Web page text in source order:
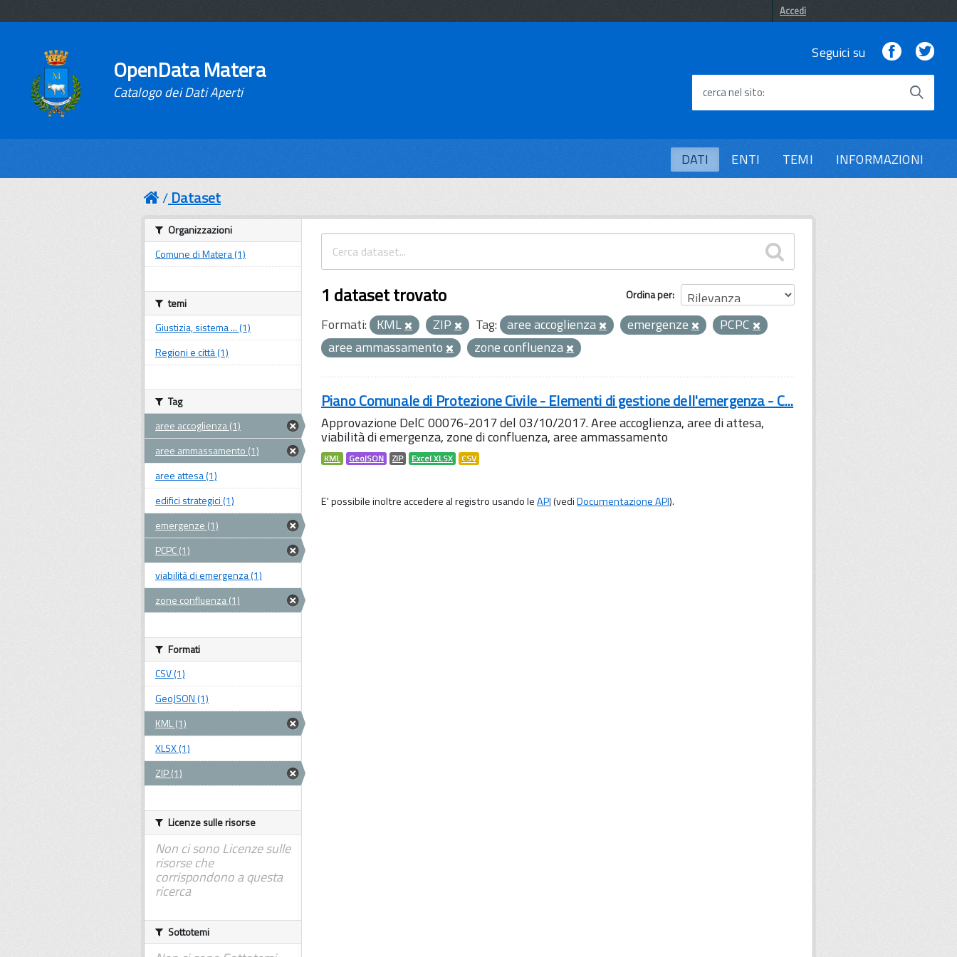
Accedi
OpenData Matera
Catalogo dei Dati Aperti
Seguici su Facebook
cerca nel sito
DATI ENTI TEMI INFORMAZIONI
Dataset
Ordina per
1 dataset trovato
Formati: KML ZIP Tag: aree accoglienza emergenze
PCPC
aree ammassamento
zone confluenza
Piano Comunale di Protezione Civile - Elementi di gestione dell'emergenza - C...
Approvazione DelC 00076-2017 del 03/10/2017. Aree accoglienza, aree di attesa,
viabilità di emergenza, zone di confluenza, aree ammassamento
KML GeoJSON ZIP Excel XLSX CSV
E' possibile inoltre accedere al registro usando leAPI(vediDocumentazione API).
Organizzazioni
Comune di Matera (1)
temi
Giustizia, sistema ... (1)
Regioni e città (1)
Tag
aree accoglienza (1)
aree ammassamento (1)
aree attesa (1)
edifici strategici (1)
emergenze (1)
PCPC (1)
viabilità di emergenza (1)
zone confluenza (1)
Formati
CSV (1)
GeoJSON (1)
KML (1)
XLSX (1)
ZIP (1)
Licenze sulle risorse
Non ci sono Licenze sulle
risorse che
corrispondono a questa
ricerca
Sottotemi